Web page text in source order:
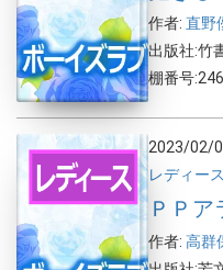
作者: 直野
出版社:竹
棚番号:246
2023/02/
レディース
ＰＰ
作者: 高群